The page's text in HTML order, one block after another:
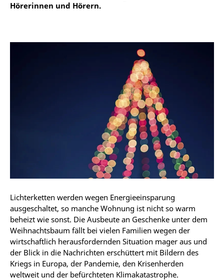
Hörerinnen und Hörern.
Lichterketten werden wegen Energieeinsparung
ausgeschaltet, so manche Wohnung ist nicht so warm
beheizt wie sonst. Die Ausbeute an Geschenke unter dem
Weihnachtsbaum fällt bei vielen Familien wegen der
wirtschaftlich herausfordernden Situation mager aus und
der Blick in die Nachrichten erschüttert mit Bildern des
Kriegs in Europa, der Pandemie, den Krisenherden
weltweit und der befürchteten Klimakatastrophe.